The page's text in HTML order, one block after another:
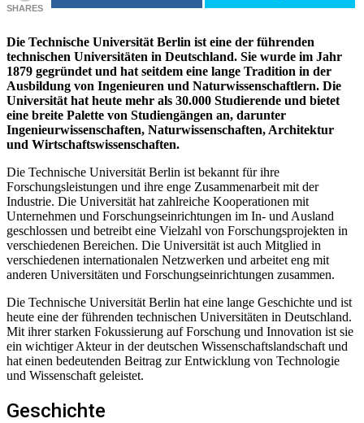
SHARES
Die Technische Universität Berlin ist eine der führenden
technischen Universitäten in Deutschland. Sie wurde im Jahr
1879 gegründet und hat seitdem eine lange Tradition in der
Ausbildung von Ingenieuren und Naturwissenschaftlern. Die
Universität hat heute mehr als 30.000 Studierende und bietet
eine breite Palette von Studiengängen an, darunter
Ingenieurwissenschaften, Naturwissenschaften, Architektur
und Wirtschaftswissenschaften.
Die Technische Universität Berlin ist bekannt für ihre
Forschungsleistungen und ihre enge Zusammenarbeit mit der
Industrie. Die Universität hat zahlreiche Kooperationen mit
Unternehmen und Forschungseinrichtungen im In- und Ausland
geschlossen und betreibt eine Vielzahl von Forschungsprojekten in
verschiedenen Bereichen. Die Universität ist auch Mitglied in
verschiedenen internationalen Netzwerken und arbeitet eng mit
anderen Universitäten und Forschungseinrichtungen zusammen.
Die Technische Universität Berlin hat eine lange Geschichte und ist
heute eine der führenden technischen Universitäten in Deutschland.
Mit ihrer starken Fokussierung auf Forschung und Innovation ist sie
ein wichtiger Akteur in der deutschen Wissenschaftslandschaft und
hat einen bedeutenden Beitrag zur Entwicklung von Technologie
und Wissenschaft geleistet.
Geschichte